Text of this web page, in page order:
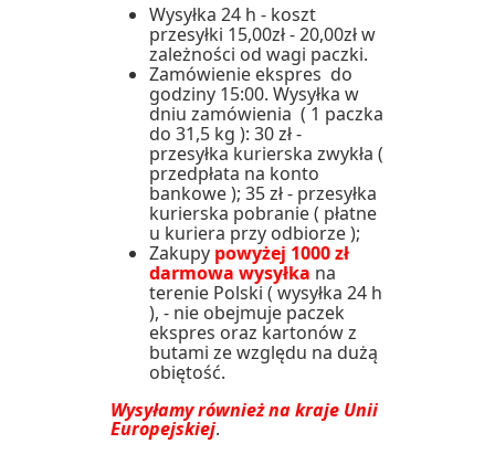
Wysyłka 24 h - koszt
przesyłki 15,00zł - 20,00zł w
zależności od wagi paczki.
Zamówienie ekspres do
godziny 15:00. Wysyłka w
dniu zamówienia ( 1 paczka
do 31,5 kg ): 30 zł -
przesyłka kurierska zwykła (
przedpłata na konto
bankowe ); 35 zł - przesyłka
kurierska pobranie ( płatne
u kuriera przy odbiorze );
Zakupy powyżej 1000 zł
darmowa wysyłka na
terenie Polski ( wysyłka 24 h
), - nie obejmuje paczek
ekspres oraz kartonów z
butami ze względu na dużą
obiętość.
Wysyłamy również na kraje Unii
Europejskiej.